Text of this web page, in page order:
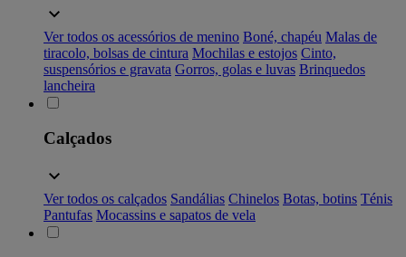
Ver todos os acessórios de menino Boné, chapéu Malas de
tiracolo, bolsas de cintura Mochilas e estojos Cinto,
suspensórios e gravata Gorros, golas e luvas Brinquedos
lancheira
Calçados
Ver todos os calçados Sandálias Chinelos Botas, botins Ténis
Pantufas Mocassins e sapatos de vela